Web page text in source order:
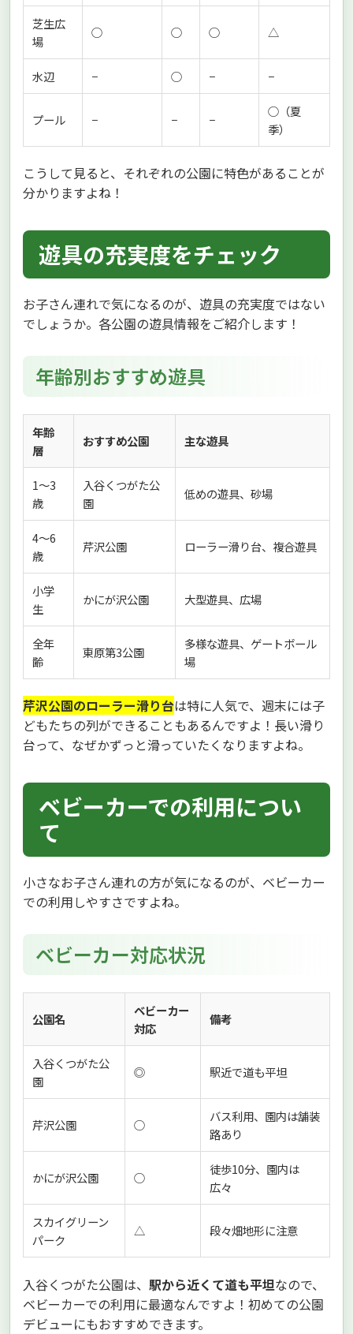
芝生広
場
○ ○ ○ △
水辺 − ○ − −
プール − − −
○（夏
季）
こうして見ると、それぞれの公園に特色があることが
分かりますよね！
遊具の充実度をチェック
お子さん連れで気になるのが、遊具の充実度ではない
でしょうか。各公園の遊具情報をご紹介します！
年齢別おすすめ遊具
年齢
層
おすすめ公園 主な遊具
1〜3
歳
入谷くつがた公
園
低めの遊具、砂場
4〜6
歳
芹沢公園 ローラー滑り台、複合遊具
小学
生
かにが沢公園 大型遊具、広場
全年
齢
東原第3公園
多様な遊具、ゲートボール
場
芹沢公園のローラー滑り台は特に人気で、週末には子
どもたちの列ができることもあるんですよ！長い滑り
台って、なぜかずっと滑っていたくなりますよね。
ベビーカーでの利用につい
て
小さなお子さん連れの方が気になるのが、ベビーカー
での利用しやすさですよね。
ベビーカー対応状況
公園名
ベビーカー
対応
備考
入谷くつがた公
園
◎ 駅近で道も平坦
芹沢公園 ○
バス利用、園内は舗装
路あり
かにが沢公園 ○
徒歩10分、園内は
広々
スカイグリーン
パーク
△ 段々畑地形に注意
入谷くつがた公園は、 駅から近くて道も平坦なので、
ベビーカーでの利用に最適なんですよ！初めての公園
デビューにもおすすめできます。